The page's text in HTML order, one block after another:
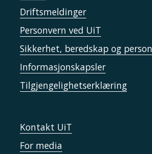
Driftsmeldinger
Personvern ved UiT
Sikkerhet, beredskap og
Informasjonskapsler
Tilgjengelighetserklæring
Kontakt UiT
For media